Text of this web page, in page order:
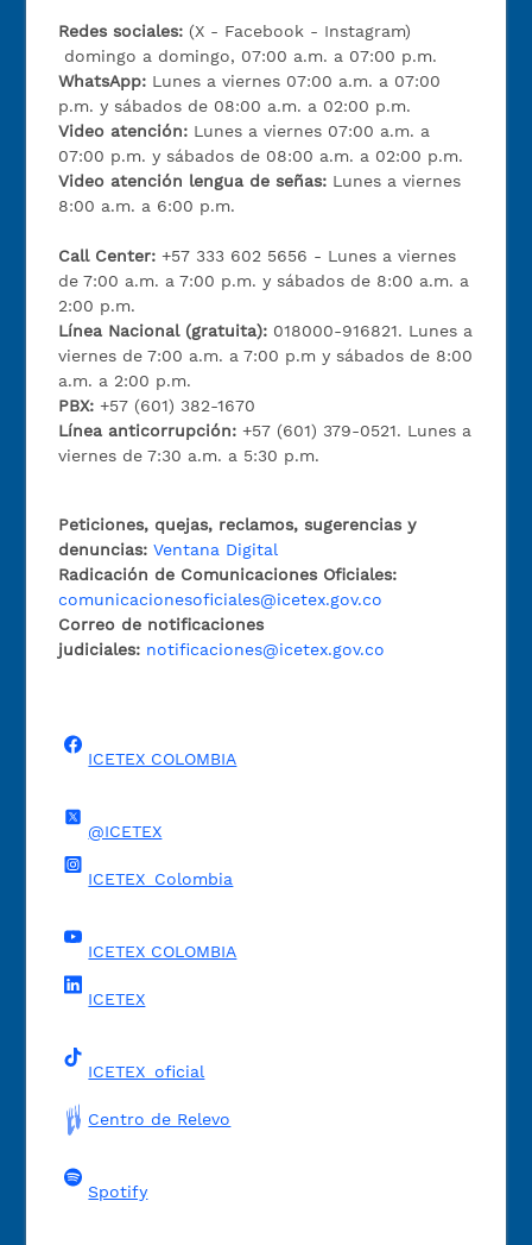
Redes sociales: (X - Facebook - Instagram)
domingo a domingo, 07:00 a.m. a 07:00 p.m.
WhatsApp: Lunes a viernes 07:00 a.m. a 07:00
p.m. y sábados de 08:00 a.m. a 02:00 p.m.
Video atención: Lunes a viernes 07:00 a.m. a
07:00 p.m. y sábados de 08:00 a.m. a 02:00 p.m.
Video atención lengua de señas: Lunes a viernes
8:00 a.m. a 6:00 p.m.
Call Center:+57 333 602 5656 - Lunes a viernes
de 7:00 a.m. a 7:00 p.m. y sábados de 8:00 a.m. a
2:00 p.m.
Línea Nacional (gratuita): 018000-916821. Lunes a
viernes de 7:00 a.m. a 7:00 p.m y sábados de 8:00
a.m. a 2:00 p.m.
PBX:+57 (601) 382-1670
Línea anticorrupción:+57 (601) 379-0521. Lunes a
viernes de 7:30 a.m. a 5:30 p.m.
Peticiones, quejas, reclamos, sugerencias y
denuncias: Ventana Digital
Radicación de Comunicaciones Oficiales:
comunicacionesoficiales@icetex.gov.co
Correo de notificaciones
judiciales: notificaciones@icetex.gov.co
ICETEX COLOMBIA
@ICETEX
ICETEX_Colombia
ICETEX COLOMBIA
ICETEX
ICETEX_oficial
Centro de Relevo
Spotify